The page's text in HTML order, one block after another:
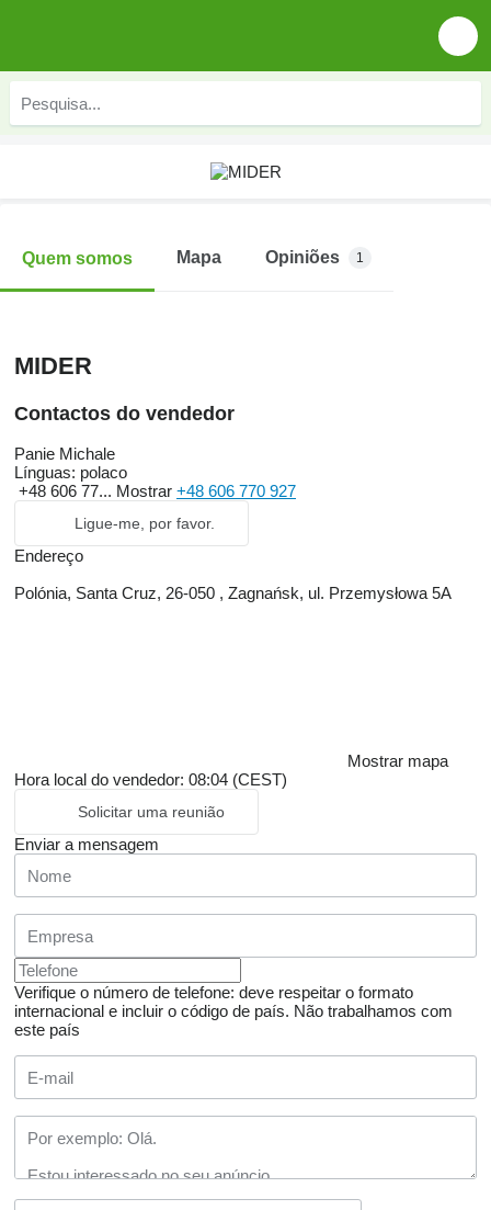
Quem somos Mapa Opiniões 1
MIDER
Contactos do vendedor
Panie Michale
Línguas: polaco
+48 606 77... Mostrar +48 606 770 927
Ligue-me, por favor.
Endereço
Polónia, Santa Cruz, 26-050 , Zagnańsk, ul. Przemysłowa 5A
Mostrar mapa
Hora local do vendedor: 08:04 (CEST)
Solicitar uma reunião
Enviar a mensagem
Verifique o número de telefone: deve respeitar o formato
internacional e incluir o código de país. Não trabalhamos com
este país